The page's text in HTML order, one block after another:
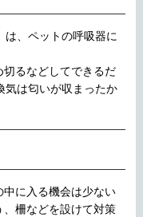
は、ペットの呼吸器に
るなどしてできるだ
気は匂いが収まったか
に入る機会は少ない
柵などを設けて対策